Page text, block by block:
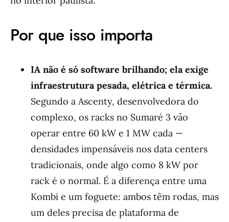
Por que isso importa
IA não é só software brilhando; ela exige
infraestrutura pesada, elétrica e térmica.
Segundo a Ascenty, desenvolvedora do
complexo, os racks no Sumaré 3 vão
operar entre 60 kW e 1 MW cada —
densidades impensáveis nos data centers
tradicionais, onde algo como 8 kW por
rack é o normal. É a diferença entre uma
Kombi e um foguete: ambos têm rodas, mas
um deles precisa de plataforma de